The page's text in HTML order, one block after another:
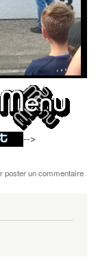
-->
poster un commentaire